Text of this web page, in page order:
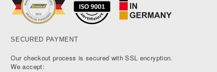
SECURED PAYMENT
Our checkout process is secured with SSL encryption.
We accept: